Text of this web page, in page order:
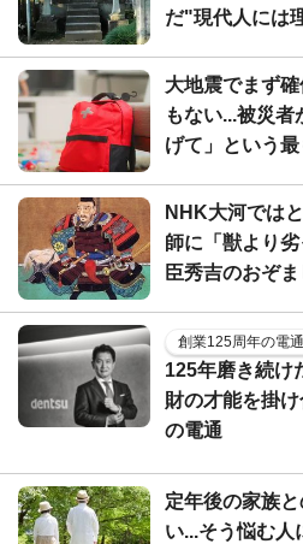
だ"現代人には
大地震でまず
もない...被災
げて」という
NHK大河では
師に「獣より
臣秀吉のおぞ
創業125周年の電
125年磨き続け
財の才能を掛
の電通
定年後の家族
い...そう悩む人